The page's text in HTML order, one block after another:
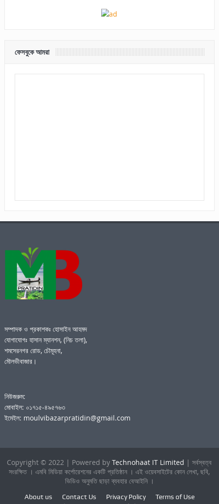
ফেসবুকে আমরা
সম্পাদক ও প্রকাশকঃ হোসাইন আহমদ
যোগাযোগঃ হাসান ম্যানশন, (নিচ তলা),
শমসেরনগর রোড, চৌমূহনা,
মৌলভীবাজার।
নিউজরুম:
মোবাইল: ০১৭১৫-৪৯৫৭৬৩
ইমেইল: moulvibazarpratidin@gmail.com
Copyright © 2022 | Powered byTechnohaat IT Limited | সর্বস্বত্ব
সংরক্ষিত । এমবি মিডিয়া কর্পোরেশনের একটি প্রতিষ্ঠান । এই ওয়েবসাইটের কোন লেখা, ছবি,
ভিডিও অনুমতি ছাড়া ব্যবহার বেআইনি ।
About us Contact Us Privacy Policy Terms of Use